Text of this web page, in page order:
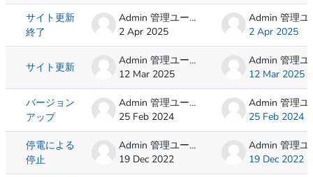
サイト更新
終了
Admin 管理ユーザ
2 Apr 2025
2 Apr 2025
サイト更新
Admin 管理ユーザ
12 Mar 2025
12 Mar 2025
バージョン
アップ
Admin 管理ユーザ
25 Feb 2024
25 Feb 2024
停電による
停止
Admin 管理ユーザ
19 Dec 2022
19 Dec 2022